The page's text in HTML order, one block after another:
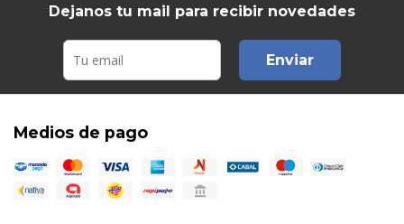
Dejanos tu mail para recibir novedades
Enviar
Medios de pago